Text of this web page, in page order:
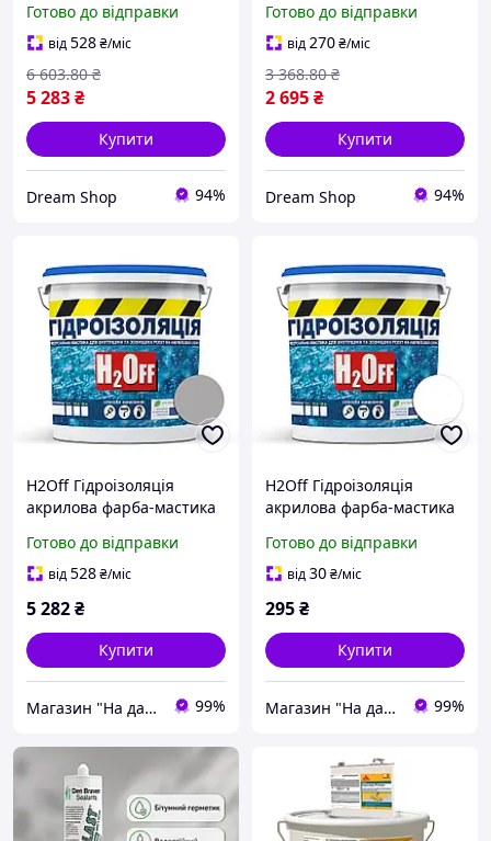
фундаменту даху та стін
споруди шоп1
Готово до відправки
від528₴/міс
5 283₴
6 603.80 ₴
Купити
Dream Shop 94%
вологозахисне покриття
12 кг шоп1
Готово до відправки
від270₴/міс
2 695₴
3 368.80 ₴
Купити
Dream Shop 94%
H2Off Гідроізоляція
акрилова фарба-мастика
еластична для стін
підлоги даху
Готово до відправки
від528₴/міс
5 282₴
Купити
Магазин "На дачу" 99%
H2Off Гідроізоляція
акрилова фарба-мастика
біла 1.2 кг для ванної,
даху, водонепроникна
Готово до відправки
від30₴/міс
295₴
Купити
Магазин "На дачу" 99%